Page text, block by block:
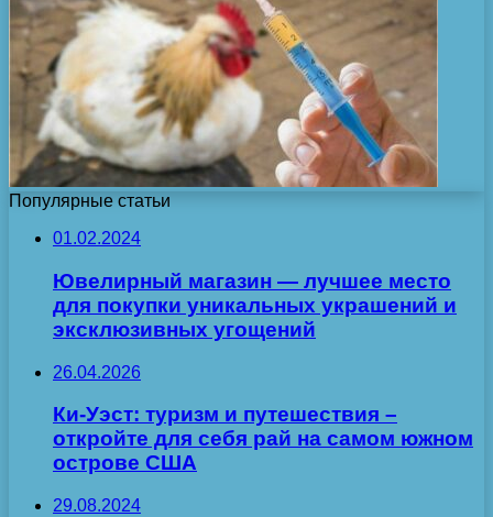
Популярные статьи
01.02.2024
Ювелирный магазин — лучшее место
для покупки уникальных украшений и
эксклюзивных угощений
26.04.2026
Ки-Уэст: туризм и путешествия –
откройте для себя рай на самом южном
острове США
29.08.2024